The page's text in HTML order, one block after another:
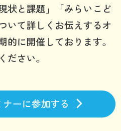
状と課題」「みらいこど
いて詳しくお伝えするオ
的に開催しております。
ださい。
ーに参加する